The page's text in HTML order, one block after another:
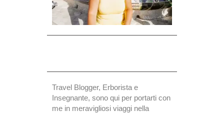
Travel Blogger, Erborista e
Insegnante, sono qui per portarti con
me in meravigliosi viaggi nella